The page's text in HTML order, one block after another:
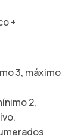
+
3, máximo
2,